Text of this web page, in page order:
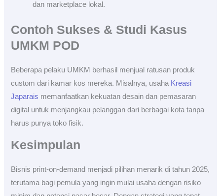
dan marketplace lokal.
Contoh Sukses & Studi Kasus
UMKM POD
Beberapa pelaku UMKM berhasil menjual ratusan produk
custom dari kamar kos mereka. Misalnya, usaha Kreasi
Japarais memanfaatkan kekuatan desain dan pemasaran
digital untuk menjangkau pelanggan dari berbagai kota tanpa
harus punya toko fisik.
Kesimpulan
Bisnis print-on-demand menjadi pilihan menarik di tahun 2025,
terutama bagi pemula yang ingin mulai usaha dengan risiko